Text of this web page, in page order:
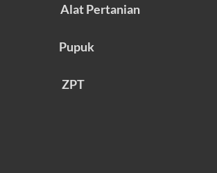
Alat Pertanian
Pupuk
ZPT